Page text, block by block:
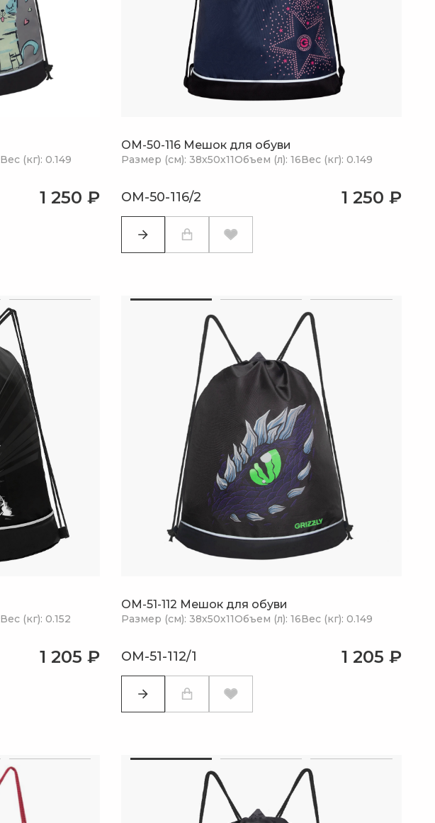
Вес (кг): 0.149
1 250 ₽
OM-50-116 Мешок для обуви
Размер (см): 38х50х11Объем (л): 16Вес (кг): 0.149
OM-50-116/2 1 250 ₽
Вес (кг): 0.152
1 205 ₽
OM-51-112 Мешок для обуви
Размер (см): 38х50х11Объем (л): 16Вес (кг): 0.149
OM-51-112/1 1 205 ₽